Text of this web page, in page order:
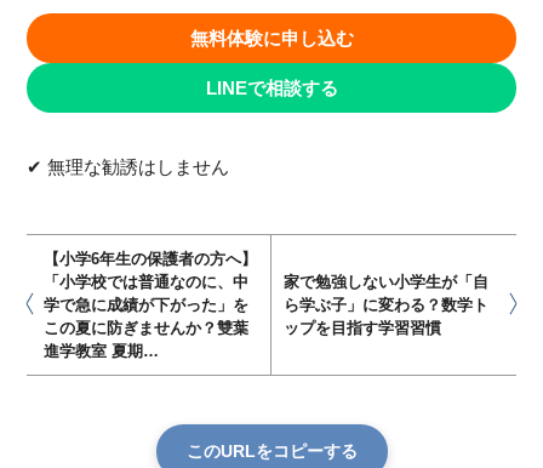
無料体験に申し込む
LINEで相談する
✔ 無理な勧誘はしません
【小学6年生の保護者の方へ】
「小学校では普通なのに、中
学で急に成績が下がった」を
この夏に防ぎませんか？雙葉
進学教室 夏期…
家で勉強しない小学生が「自
ら学ぶ子」に変わる？数学ト
ップを目指す学習習慣
このURLをコピーする